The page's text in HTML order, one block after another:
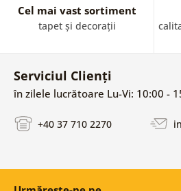
Cel mai vast sortiment
tapet și decorații
Serviciul Clienți
în zilele lucrătoare Lu-Vi: 10:00 -
+40 37 710 2270